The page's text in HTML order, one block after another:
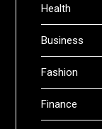
Health
Business
Fashion
Finance